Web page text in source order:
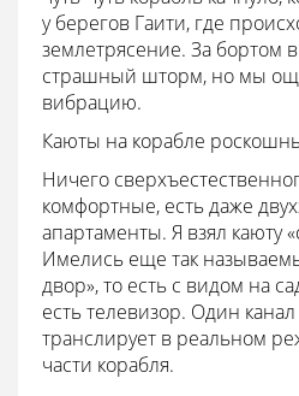
у берегов Гаити, где
землетрясение. За бортом
страшный шторм, но мы
вибрацию.
Каюты на корабле
Ничего
комфортные, есть даже
апартаменты. Я взял каюту
Имелись еще так
двор», то есть с видом на
есть телевизор. Один
транслирует в реальном
части корабля.